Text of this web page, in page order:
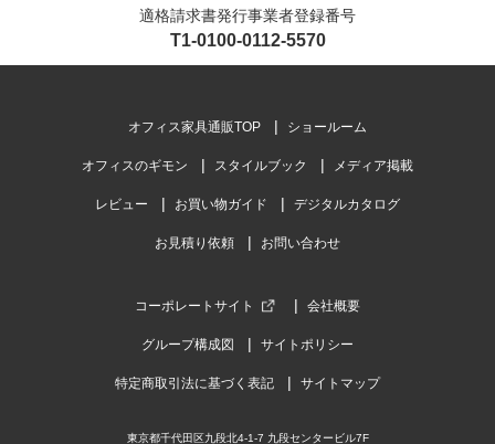
適格請求書発行事業者登録番号
T1-0100-0112-5570
オフィス家具通販TOP ショールーム
オフィスのギモン スタイルブック メディア掲載
レビュー お買い物ガイド デジタルカタログ
お見積り依頼 お問い合わせ
コーポレートサイト 会社概要
グループ構成図 サイトポリシー
特定商取引法に基づく表記 サイトマップ
東京都千代田区九段北4-1-7 九段センタービル7F